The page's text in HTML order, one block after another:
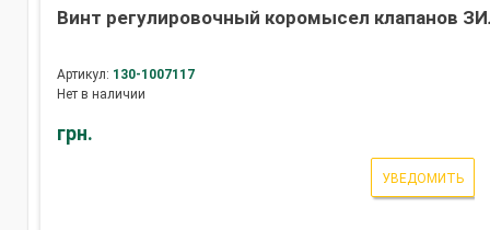
Винт регулировочный коромысел клапанов
Артикул: 130-1007117
Нет в наличии
грн.
УВЕДОМИТЬ